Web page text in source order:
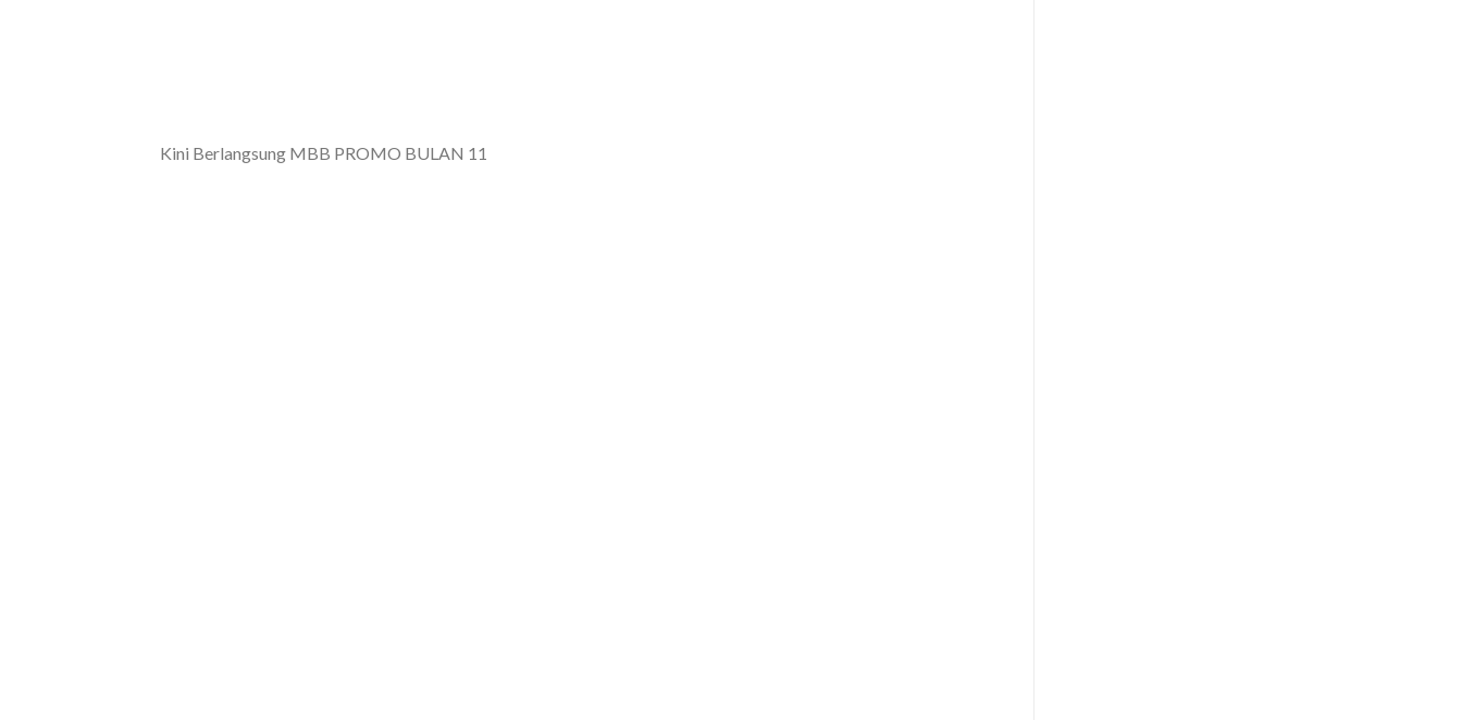
Kini Berlangsung MBB PROMO BULAN 11